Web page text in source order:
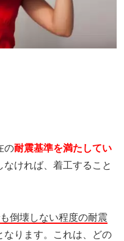
の耐震基準を満たしてい
ければ、着工すること
倒壊しない程度の耐震
なります。これは、どの